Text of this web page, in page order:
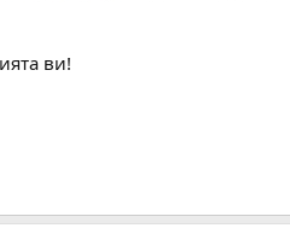
ви!